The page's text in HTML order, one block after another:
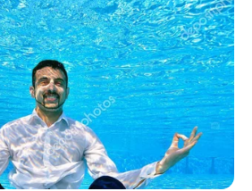
des Moseltals.
Ehrenburg
in den Wäldern des Hunsrücks
Brodenbach eine Burgruine mit
Bergfried, auf einem
Ehrbachtals.